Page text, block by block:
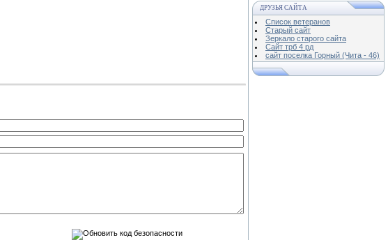
ДРУЗЬЯ САЙТА
Список ветеранов
Старый сайт
Зеркало старого сайта
Cайт трб 4 рд
сайт поселка Горный (Чита - 46)